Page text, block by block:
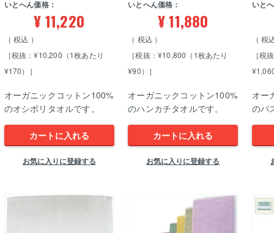
いとへん価格：
¥11,220
税込
［税抜：¥10,200（1枚あたり
¥170）］
オーガニックコットン100%
のオシボリタオルです。
カートに入れる
お気に入りに登録する
いとへん価格：
¥11,880
税込
［税抜：¥10,800（1枚あたり
¥90）］
オーガニックコットン100%
のハンカチタオルです。
カートに入れる
お気に入りに登録する
いと
税
［税
オー
のバ